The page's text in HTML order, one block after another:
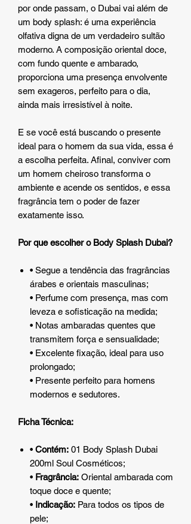
por onde passam, o Dubai vai além de
um body splash: é uma experiência
olfativa digna de um verdadeiro sultão
moderno. A composição oriental doce,
com fundo quente e ambarado,
proporciona uma presença envolvente
sem exageros, perfeito para o dia,
ainda mais irresistível à noite.
E se você está buscando o presente
ideal para o homem da sua vida, essa é
a escolha perfeita. Afinal, conviver com
um homem cheiroso transforma o
ambiente e acende os sentidos, e essa
fragrância tem o poder de fazer
exatamente isso.
Por que escolher o Body Splash Dubai?
• Segue a tendência das fragrâncias
árabes e orientais masculinas;
• Perfume com presença, mas com
leveza e sofisticação na medida;
• Notas ambaradas quentes que
transmitem força e sensualidade;
• Excelente fixação, ideal para uso
prolongado;
• Presente perfeito para homens
modernos e sedutores.
Ficha Técnica:
• Contém: 01 Body Splash Dubai
200ml Soul Cosméticos;
• Fragrância: Oriental ambarada com
toque doce e quente;
• Indicação: Para todos os tipos de
pele;